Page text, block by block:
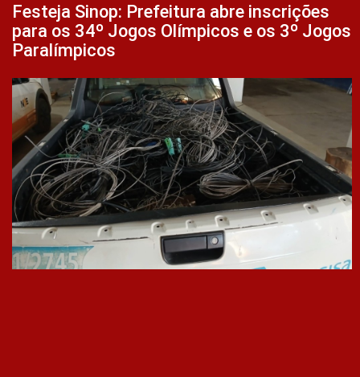
Festeja Sinop: Prefeitura abre inscrições
para os 34º Jogos Olímpicos e os 3º Jogos
Paralímpicos